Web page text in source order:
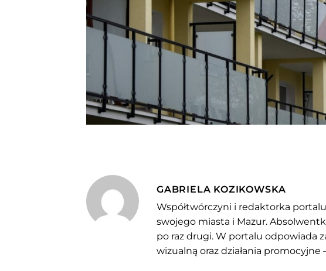
GABRIELA KOZIKOWSKA
Współtwórczyni i redaktorka
swojego miasta i Mazur.
po raz drugi. W portalu odpowiada
wizualną oraz działania promocyjne